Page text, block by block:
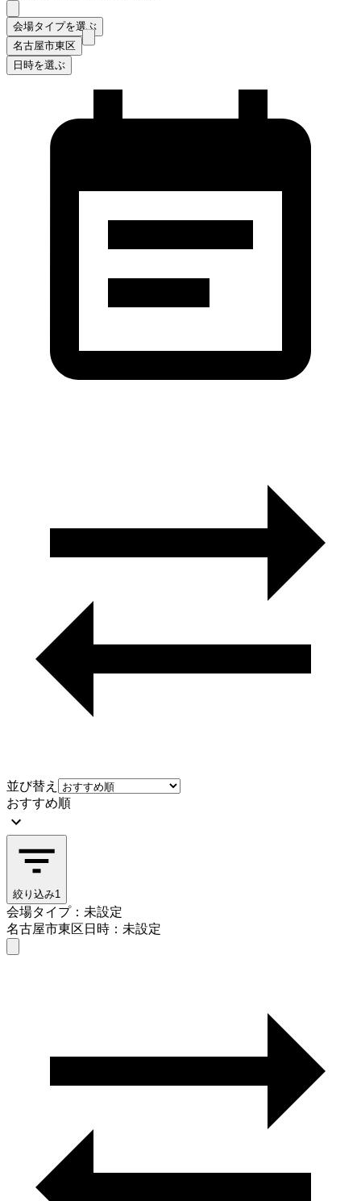
会場タイプを選ぶ
名古屋市東区
日時を選ぶ
並び替え
おすすめ順
絞り込み1
会場タイプ：未設定
名古屋市東区日時：未設定